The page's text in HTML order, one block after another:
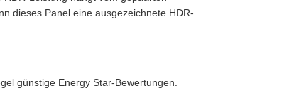
dieses Panel eine ausgezeichnete HDR-
günstige Energy Star-Bewertungen.